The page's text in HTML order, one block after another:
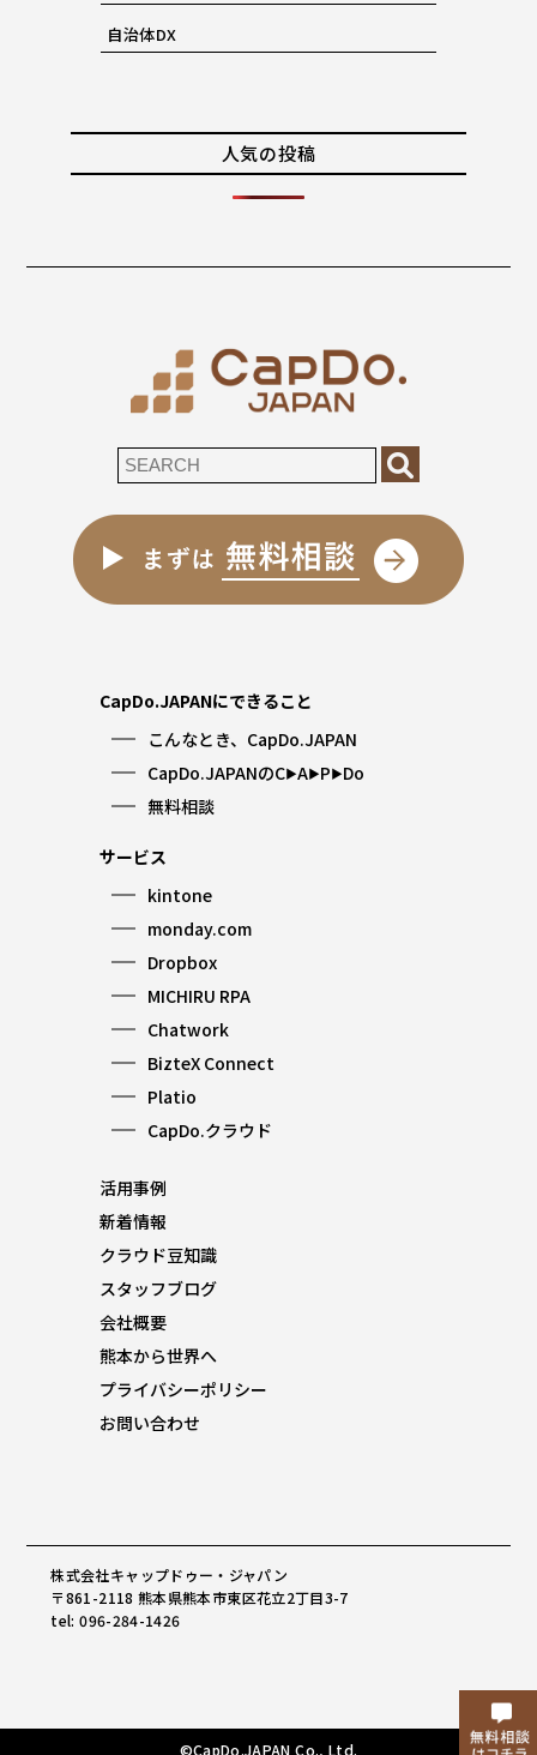
自治体DX
人気の投稿
CapDo.JAPANにできること
こんなとき、CapDo.JAPAN
CapDo.JAPANのC▶︎A▶︎P▶︎Do
無料相談
サービス
kintone
monday.com
Dropbox
MICHIRU RPA
Chatwork
BizteX Connect
Platio
CapDo.クラウド
活用事例
新着情報
クラウド豆知識
スタッフブログ
会社概要
熊本から世界へ
プライバシーポリシー
お問い合わせ
株式会社キャップドゥー・ジャパン
〒861-2118 熊本県熊本市東区花立2丁目3-7
tel: 096-284-1426
©CapDo.JAPAN Co., Ltd.